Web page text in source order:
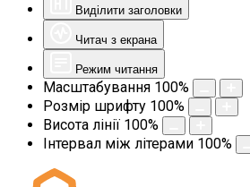
Виділити заголовки
Читач з екрана
Режим читання
Масштабування 100%
Розмір шрифту 100%
Висота лінії 100%
Інтервал між літерами 100%